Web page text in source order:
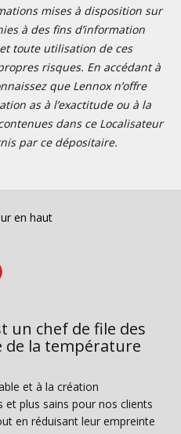
mises à disposition sur
à des fins d’information
toute utilisation de ces
risques. En accédant à
que Lennox n’offre
as à l’exactitude ou à la
dans ce Localisateur
par ce dépositaire.
en haut
un chef de file des
de la température
et à la création
et plus sains pour nos clients
en réduisant leur empreinte